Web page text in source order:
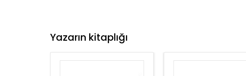
Yazarın kitaplığı